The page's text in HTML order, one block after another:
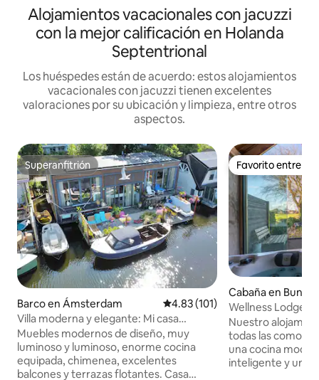
Alojamientos vacacionales con jacuzzi
con la mejor calificación en Holanda
Septentrional
Los huéspedes están de acuerdo: estos alojamientos
vacacionales con jacuzzi tienen excelentes
valoraciones por su ubicación y limpieza, entre otros
aspectos.
Superanfitrión
Superanfitrión
Barco en Ámsterdam Calificación promedio: 4.83 de
4.83 (101)
Villa moderna y elegante: Mi casa
flotante en Ámsterdam
Muebles modernos de diseño, muy
luminoso y luminoso, enorme cocina
equipada, chimenea, excelentes
balcones y terrazas flotantes. Casa
Favorito entre
Favorito entre
Cabaña en
kenburg
Wellness Lodge
jacuzzi
Nuestro
todas las
una cocina
inteligente y un